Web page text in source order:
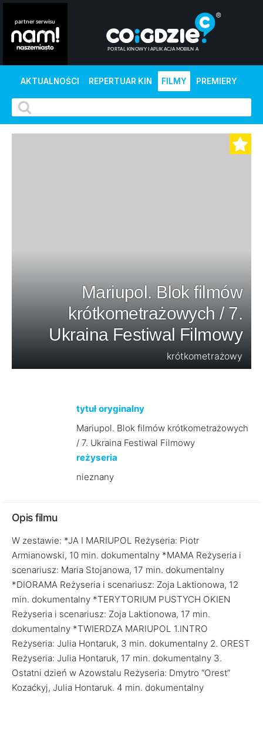
AKTUALNOŚCI REPERTUAR KIN FILMY PREMIERY
Mariupol. Blok filmów
krótkometrażowych / 7.
Ukraina Festiwal Filmowy
krótkometrażowy
tytuł oryginalny
Mariupol. Blok filmów krótkometrażowych
/ 7. Ukraina Festiwal Filmowy
reżyseria
nieznany
Opis filmu
W zestawie: *JA I MARIUPOL Reżyseria: Piotr
Armianowski, 10 min. dokumentalny *MAMA Reżyseria i
scenariusz: Maria Stojanowa, 17 min. dokumentalny
*DIORAMA Reżyseria i scenariusz: Zoja Laktionowa, 12
min. dokumentalny *TERYTORIUM PUSTYCH OKIEN
Reżyseria i scenariusz: Zoja Laktionowa, 17 min.
dokumentalny *TWIERDZA MARIUPOL 1.INTRO
Reżyseria: Julia Hontaruk, 3 min. dokumentalny 2. OREST
Reżyseria: Julia Hontaruk, 17 min. dokumentalny 3.
Ostatni dzień w Azowstalu Reżyseria: Dmytro “Orest”
Kozaćkyj, Julia Hontaruk. 4 min. dokumentalny